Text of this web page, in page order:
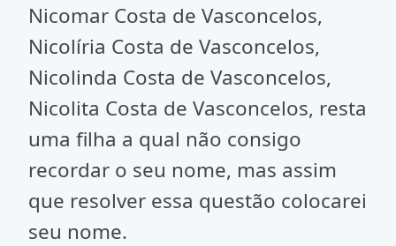
Nicomar Costa de Vasconcelos,
Nicolíria Costa de Vasconcelos,
Nicolinda Costa de Vasconcelos,
Nicolita Costa de Vasconcelos, resta
uma filha a qual não consigo
recordar o seu nome, mas assim
que resolver essa questão colocarei
seu nome.